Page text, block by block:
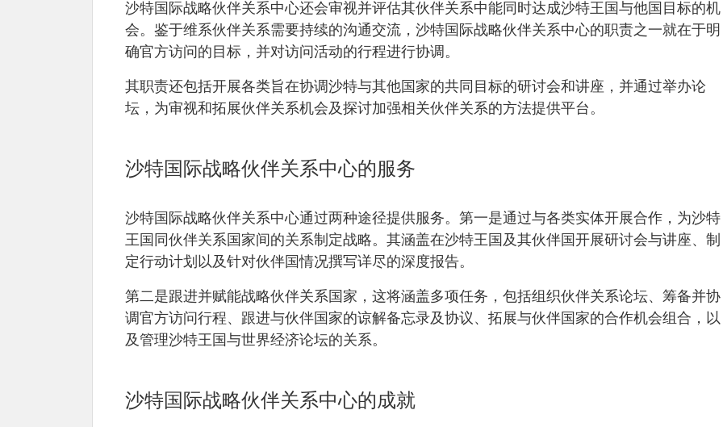
沙特国际战略伙伴关系中心还会审视并评估其伙伴关系中能同时达成沙特王国与他国目标的机
会。鉴于维系伙伴关系需要持续的沟通交流，沙特国际战略伙伴关系中心的职责之一就在于明
确官方访问的目标，并对访问活动的行程进行协调。
其职责还包括开展各类旨在协调沙特与其他国家的共同目标的研讨会和讲座，并通过举办论
坛，为审视和拓展伙伴关系机会及探讨加强相关伙伴关系的方法提供平台。
沙特国际战略伙伴关系中心的服务
沙特国际战略伙伴关系中心通过两种途径提供服务。第一是通过与各类实体开展合作，为沙特
王国同伙伴关系国家间的关系制定战略。其涵盖在沙特王国及其伙伴国开展研讨会与讲座、制
定行动计划以及针对伙伴国情况撰写详尽的深度报告。
第二是跟进并赋能战略伙伴关系国家，这将涵盖多项任务，包括组织伙伴关系论坛、筹备并协
调官方访问行程、跟进与伙伴国家的谅解备忘录及协议、拓展与伙伴国家的合作机会组合，以
及管理沙特王国与世界经济论坛的关系。
沙特国际战略伙伴关系中心的成就